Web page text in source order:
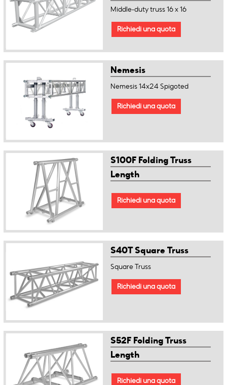
Middle-duty truss 16 x 16
Richiedi una quota
Nemesis
Nemesis 14x24 Spigoted
Richiedi una quota
S100F Folding Truss
Length
Richiedi una quota
S40T Square Truss
Square Truss
Richiedi una quota
S52F Folding Truss
Length
Richiedi una quota